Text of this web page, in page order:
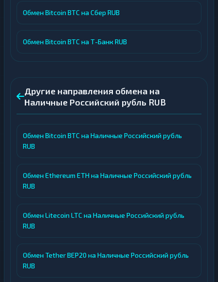
Обмен Bitcoin BTC на Сбер RUB
Обмен Bitcoin BTC на Т-Банк RUB
Другие направления обмена на
Наличные Российский рубль RUB
Обмен Bitcoin BTC на Наличные Российский рубль
RUB
Обмен Ethereum ETH на Наличные Российский рубль
RUB
Обмен Litecoin LTC на Наличные Российский рубль
RUB
Обмен Tether BEP20 на Наличные Российский рубль
RUB